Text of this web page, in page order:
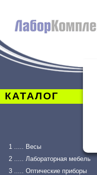
КАТАЛОГ
1 ..... Весы
2 ..... Лабораторная мебель
3 ..... Оптические приборы